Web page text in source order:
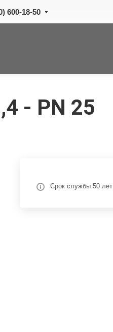
600-18-50
- PN 25
Срок службы 50 лет